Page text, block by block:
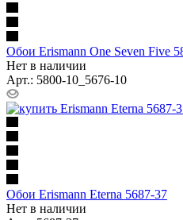
Обои Erismann One Seven Five
Нет в наличии
Арт.: 5800-10_5676-10
Обои Erismann Eterna 5687-37
Нет в наличии